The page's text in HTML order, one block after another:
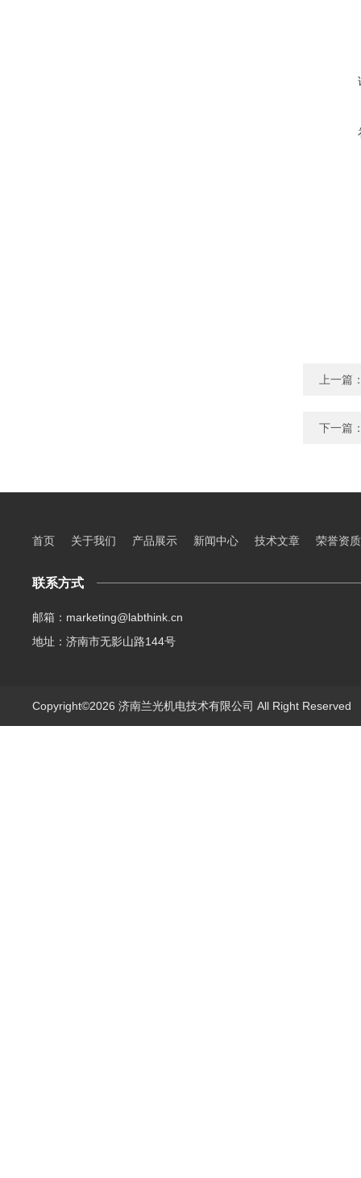
上一篇
下一篇
首页 关于我们 产品展示 新闻中心 技术文章 荣誉资质
联系方式
邮箱：marketing@labthink.cn
地址：济南市无影山路144号
Copyright©2026 济南兰光机电技术有限公司 All Right